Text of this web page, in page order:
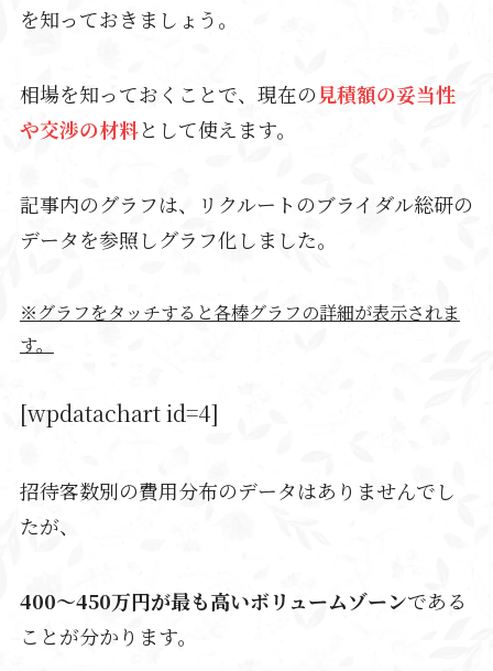
を知っておきましょう。
相場を知っておくことで、現在の見積額の妥当性
や交渉の材料として使えます。
記事内のグラフは、リクルートのブライダル総研の
データを参照しグラフ化しました。
※グラフをタッチすると各棒グラフの詳細が表示されま
す。
[wpdatachart id=4]
招待客数別の費用分布のデータはありませんでし
たが、
400～450万円が最も高いボリュームゾーンである
ことが分かります。